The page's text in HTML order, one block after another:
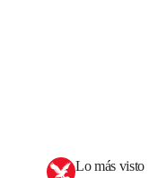
Lo más visto